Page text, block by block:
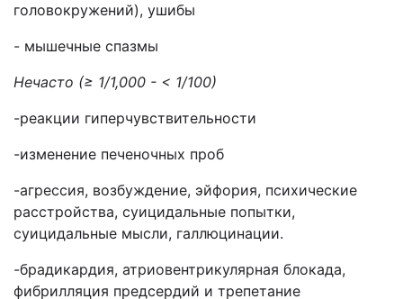
головокружений), ушибы
- мышечные спазмы
Нечасто (≥ 1/1,000 - < 1/100)
-реакции гиперчувствительности
-изменение печеночных проб
-агрессия, возбуждение, эйфория, психические
расстройства, суицидальные попытки,
суицидальные мысли, галлюцинации.
-брадикардия, атриовентрикулярная блокада,
фибрилляция предсердий и трепетание